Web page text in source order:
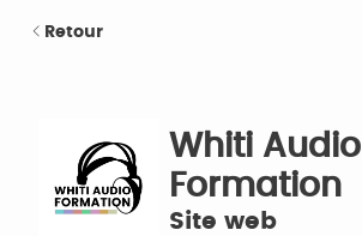
Retour
Whiti Audio
Formation
Site web